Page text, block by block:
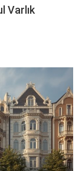
Varlık